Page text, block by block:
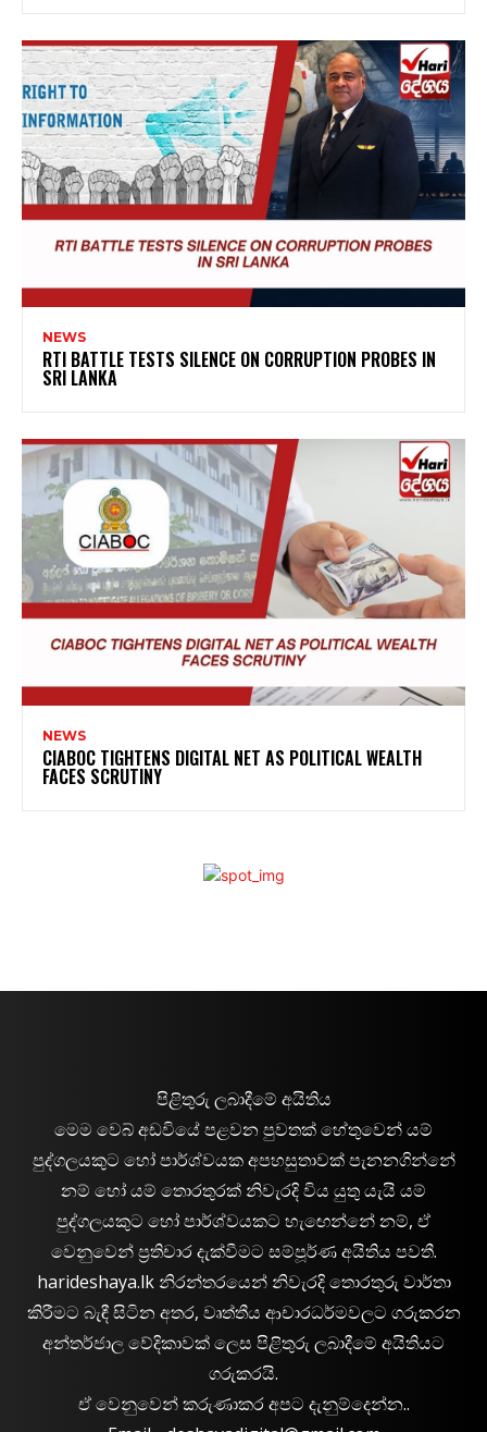
NEWS
RTI BATTLE TESTS SILENCE ON CORRUPTION PROBES IN
SRI LANKA
NEWS
CIABOC TIGHTENS DIGITAL NET AS POLITICAL WEALTH
FACES SCRUTINY
පිළිතුරු ලබාදීමේ අයිතිය
මෙම වෙබ් අඩවියේ පළවන පුවතක් හේතුවෙන් යම්
පුද්ගලයකුට හෝ පාර්ශ්වයක අපහසුතාවක් පැනනගින්නේ
නම් හෝ යම් තොරතුරක් නිවැරදි විය යුතු යැයි යම්
පුද්ගලයකුට හෝ පාර්ශ්වයකට හැඟෙන්නේ නම්, ඒ
වෙනුවෙන් ප්‍රතිචාර දැක්වීමට සම්පූර්ණ අයිතිය පවතී.
harideshaya.lk නිරන්තරයෙන් නිවැරදි තොරතුරු වාර්තා
කිරීමට බැඳී සිටින අතර, වෘත්තීය ආචාරධර්මවලට ගරුකරන
අන්තර්ජාල වේදිකාවක් ලෙස පිළිතුරු ලබාදීමේ අයිතියට
ගරුකරයි.
ඒ වෙනුවෙන් කරුණාකර අපට දැනුම්දෙන්න..